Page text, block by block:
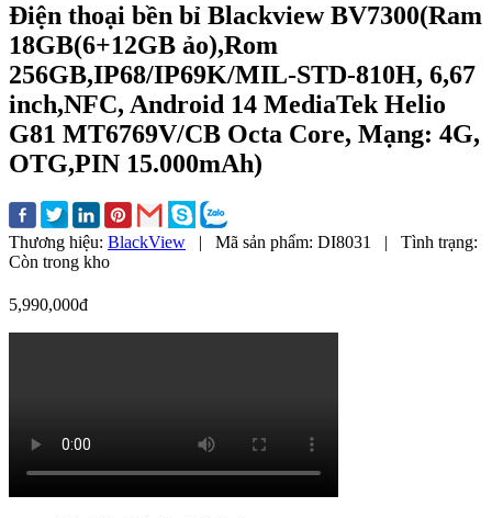
Điện thoại bền bỉ Blackview BV7300(Ram
18GB(6+12GB ảo),Rom
256GB,IP68/IP69K/MIL-STD-810H, 6,67
inch,NFC, Android 14 MediaTek Helio
G81 MT6769V/CB Octa Core, Mạng: 4G,
OTG,PIN 15.000mAh)
Thương hiệu: BlackView | Mã sản phẩm: DI8031 |
Tình trạng:
Còn trong kho
5,990,000đ